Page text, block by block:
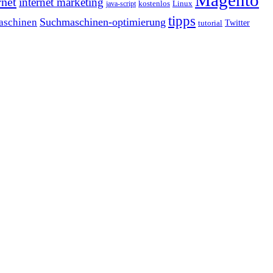
java-script kostenlos Linux
Suchmaschinen-optimierung tipps tutorial Twitter